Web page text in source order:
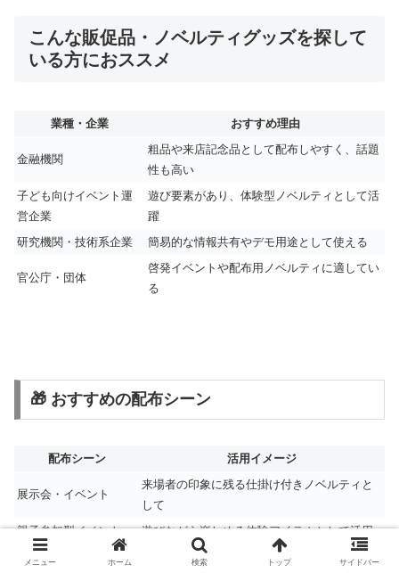
こんな販促品・ノベルティグッズを探して
いる方におススメ
業種・企業 おすすめ理由
金融機関
粗品や来店記念品として配布しやすく、話題
性も高い
子ども向けイベント運
営企業
遊び要素があり、体験型ノベルティとして活
躍
研究機関・技術系企業
簡易的な情報共有やデモ用途として使える
官公庁・団体
啓発イベントや配布用ノベルティに適してい
る
🎁 おすすめの配布シーン
配布シーン 活用イメージ
展示会・イベント
来場者の印象に残る仕掛け付きノベルティと
して
親子参加型イベント
遊びながら楽しめる体験アイテムとして活用
キャンペーン・記念品
名入れでオリジナル感を演出
メニュー ホーム 検索 トップ サイドバー